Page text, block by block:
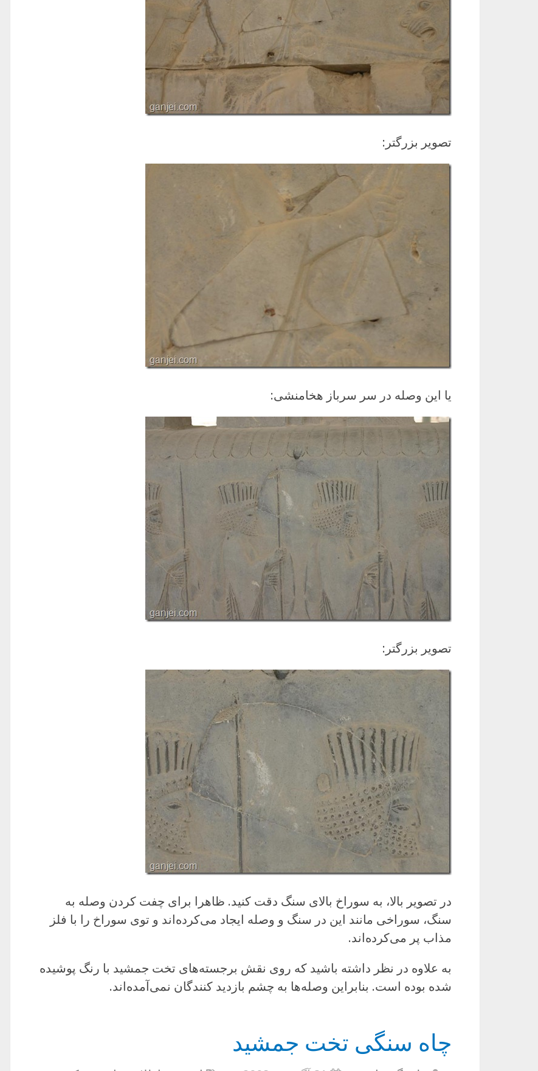
تصویر بزرگتر:
یا این وصله در سر سرباز هخامنشی:
تصویر بزرگتر:
در تصویر بالا، به سوراخ بالای سنگ دقت کنید. ظاهرا برای چفت کردن وصله به
سنگ، سوراخی مانند این در سنگ و وصله ایجاد می‌کرده‌اند و توی سوراخ را با فلز
مذاب پر می‌کرده‌اند.
به علاوه در نظر داشته باشید که روی نقش برجسته‌های تخت جمشید با رنگ پوشیده
شده بوده است. بنابراین وصله‌ها به چشم بازدید کنندگان نمی‌آمده‌اند.
چاه سنگی تخت جمشید